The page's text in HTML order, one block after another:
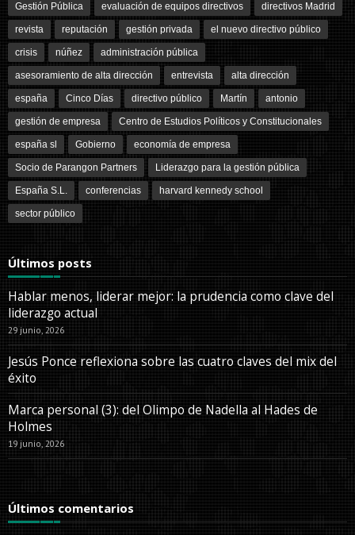
Gestión Pública evaluación de equipos directivos directivos Madrid
revista reputación gestión privada el nuevo directivo público
crisis núñez administración pública
asesoramiento de alta dirección entrevista alta dirección
españa Cinco Días directivo público Martín antonio
gestión de empresa Centro de Estudios Políticos y Constitucionales
españa sl Gobierno economía de empresa
Socio de Parangon Partners Liderazgo para la gestión pública
España S.L. conferencias harvard kennedy school
sector público
Últimos posts
Hablar menos, liderar mejor: la prudencia como clave del
liderazgo actual
29 junio, 2026
Jesús Ponce reflexiona sobre las cuatro claves del mix del
éxito
Marca personal (3): del Olimpo de Nadella al Hades de
Holmes
19 junio, 2026
Últimos comentarios